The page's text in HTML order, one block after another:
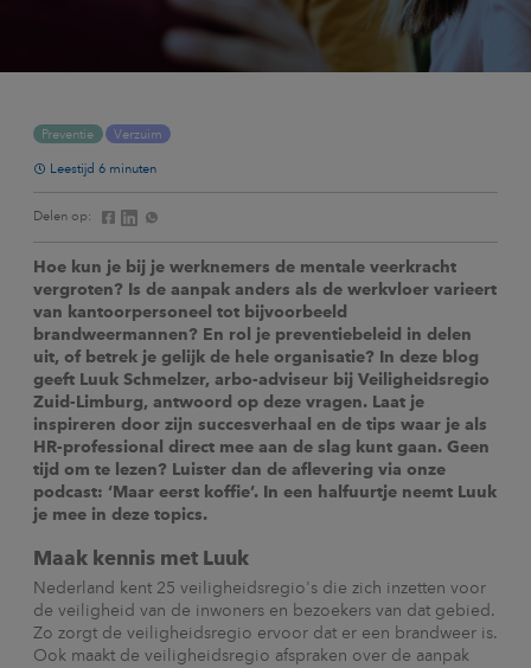
Hoe kun je bij je werknemers de mentale veerkracht
vergroten? Is de aanpak anders als de werkvloer varieert
van kantoorpersoneel tot bijvoorbeeld
brandweermannen? En rol je preventiebeleid in delen
uit, of betrek je gelijk de hele organisatie? In deze blog
geeft Luuk Schmelzer, arbo-adviseur bij Veiligheidsregio
Zuid-Limburg, antwoord op deze vragen. Laat je
inspireren door zijn succesverhaal en de tips waar je als
HR-professional direct mee aan de slag kunt gaan. Geen
tijd om te lezen? Luister dan de aflevering via onze
podcast: ‘Maar eerst koffie’. In een halfuurtje neemt Luuk
je mee in deze topics.
Maak kennis met Luuk
Nederland kent 25 veiligheidsregio's die zich inzetten voor
de veiligheid van de inwoners en bezoekers van dat gebied.
Zo zorgt de veiligheidsregio ervoor dat er een brandweer is.
Ook maakt de veiligheidsregio afspraken over de aanpak
Preventie Verzuim
Leestijd 6 minuten
Delen op: